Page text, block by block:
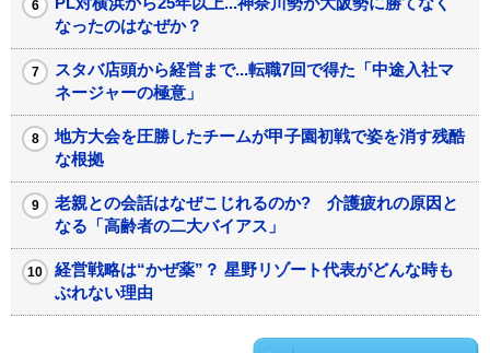
なったのはなぜか？
スタバ店頭から経営まで...転職7回で得た「中途入社マ
ネージャーの極意」
地方大会を圧勝したチームが甲子園初戦で姿を消す残酷
な根拠
老親との会話はなぜこじれるのか? 介護疲れの原因と
なる「高齢者の二大バイアス」
経営戦略は“かぜ薬”？ 星野リゾート代表がどんな時も
ぶれない理由